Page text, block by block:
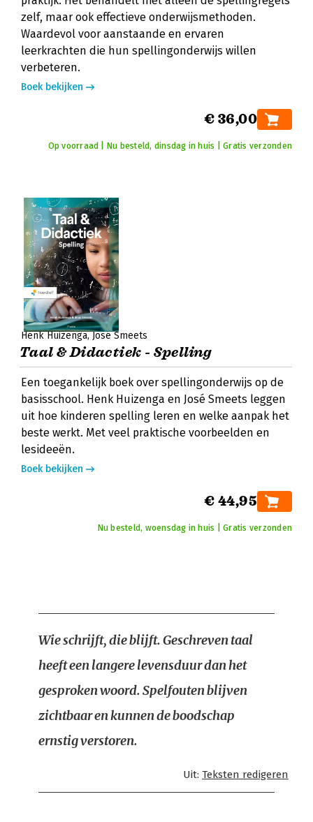
zelf, maar ook effectieve onderwijsmethoden.
Waardevol voor aanstaande en ervaren
leerkrachten die hun spellingonderwijs willen
verbeteren.
Boek bekijken
€ 36,00
Op voorraad | Nu besteld, dinsdag in huis | Gratis verzonden
Henk Huizenga José Smeets
Taal & Didactiek - Spelling
Een toegankelijk boek over spellingonderwijs op de
basisschool. Henk Huizenga en José Smeets leggen
uit hoe kinderen spelling leren en welke aanpak het
beste werkt. Met veel praktische voorbeelden en
lesideeën.
Boek bekijken
€ 44,95
Nu besteld, woensdag in huis | Gratis verzonden
Wie schrijft, die blijft. Geschreven taal
heeft een langere levensduur dan het
gesproken woord. Spelfouten blijven
zichtbaar en kunnen de boodschap
ernstig verstoren.
Uit: Teksten redigeren